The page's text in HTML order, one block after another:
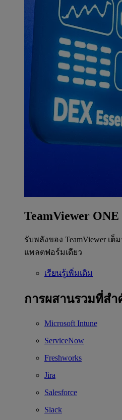
TeamViewer ONE
รับพลังของ TeamViewer เ
แพลตฟอร์มเดียว
เรียนรู้เพิ่มเติม
การผสานรวมที่ส
Microsoft Intune
ServiceNow
Freshworks
Jira
Salesforce
Slack